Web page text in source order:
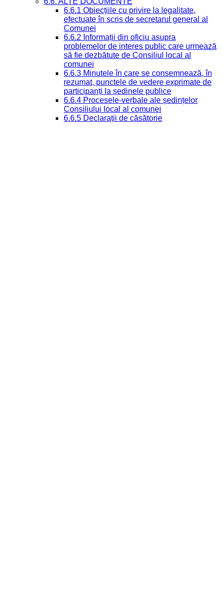
6.6.1 Obiecțiile cu privire la legalitate,
efectuate în scris de secretarul general al
Comunei
6.6.2 Informații din oficiu asupra
problemelor de interes public care urmează
să fie dezbătute de Consiliul local al
comunei
6.6.3 Minutele în care se consemnează, în
rezumat, punctele de vedere exprimate de
participanți la ședinele publice
6.6.4 Procesele-verbale ale ședințelor
Consiliului local al comunei
6.6.5 Declarații de căsătorie